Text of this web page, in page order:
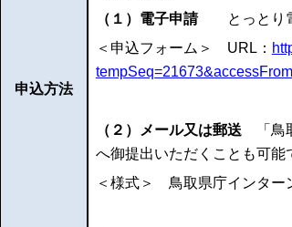
申込方法
（１）電子申請
とっとり
＜申込フォーム＞ URL：
（２）メール又は郵送
「
へ御提出いただくことも可能
＜様式＞ 鳥取県庁インター